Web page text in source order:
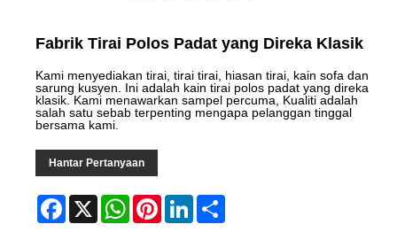
Fabrik Tirai Polos Padat yang Direka Klasik
Kami menyediakan tirai, tirai tirai, hiasan tirai, kain sofa dan
sarung kusyen. Ini adalah kain tirai polos padat yang direka
klasik. Kami menawarkan sampel percuma, Kualiti adalah
salah satu sebab terpenting mengapa pelanggan tinggal
bersama kami.
Hantar Pertanyaan
Facebook
X WhatsAppPinterestLinkedIn